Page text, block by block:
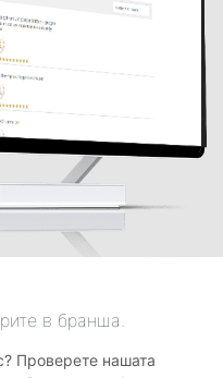
в бранша.
Проверете нашата